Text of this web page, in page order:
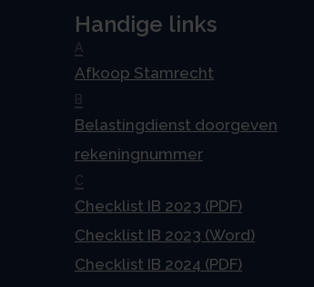
Handige links
A
Afkoop Stamrecht
B
Belastingdienst doorgeven
rekeningnummer
C
Checklist IB 2023 (PDF)
Checklist IB 2023 (Word)
Checklist IB 2024 (PDF)